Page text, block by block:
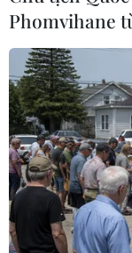
TIN LIÊN
Phomvihane